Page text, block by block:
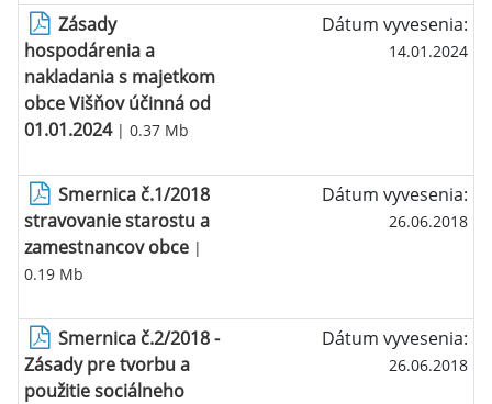
Zásady
hospodárenia a
nakladania s majetkom
obce Višňov účinná od
01.01.2024| 0.37 Mb
Dátum vyvesenia:
14.01.2024
Smernica č.1/2018
stravovanie starostu a
zamestnancov obce |
0.19 Mb
Dátum vyvesenia:
26.06.2018
Smernica č.2/2018 -
Zásady pre tvorbu a
použitie sociálneho
Dátum vyvesenia:
26.06.2018